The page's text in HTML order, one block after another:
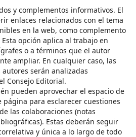
y complementos informativos. El
enlaces relacionados con el tema
en la web, como complemento
opción aplica al trabajo en
o a términos que el autor
ampliar. En cualquier caso, las
serán analizadas
Consejo Editorial.
pueden aprovechar el espacio de
página para esclarecer cuestiones
las colaboraciones (notas
Estas deberán seguir
y única a lo largo de todo